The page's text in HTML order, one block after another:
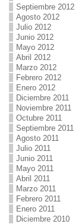
Septiembre 2012
Agosto 2012
Julio 2012
Junio 2012
Mayo 2012
Abril 2012
Marzo 2012
Febrero 2012
Enero 2012
Diciembre 2011
Noviembre 2011
Octubre 2011
Septiembre 2011
Agosto 2011
Julio 2011
Junio 2011
Mayo 2011
Abril 2011
Marzo 2011
Febrero 2011
Enero 2011
Diciembre 2010